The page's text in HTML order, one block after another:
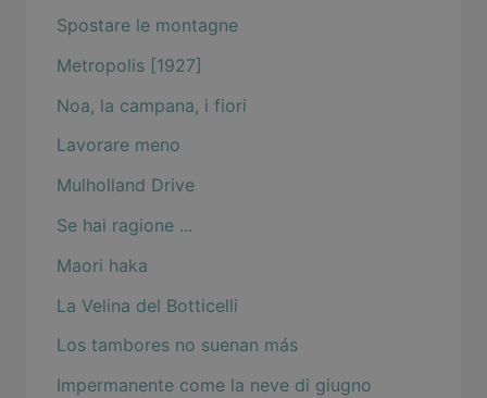
Spostare le montagne
Metropolis [1927]
Noa, la campana, i fiori
Lavorare meno
Mulholland Drive
Se hai ragione ...
Maori haka
La Velina del Botticelli
Los tambores no suenan más
Impermanente come la neve di giugno